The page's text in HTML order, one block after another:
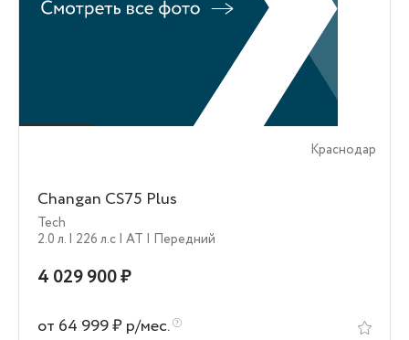
Краснодар
Changan CS75 Plus
Tech
2.0 л. | 226 л.c | AT | Передний
4 029 900 ₽
от 64 999 ₽ р/мес.